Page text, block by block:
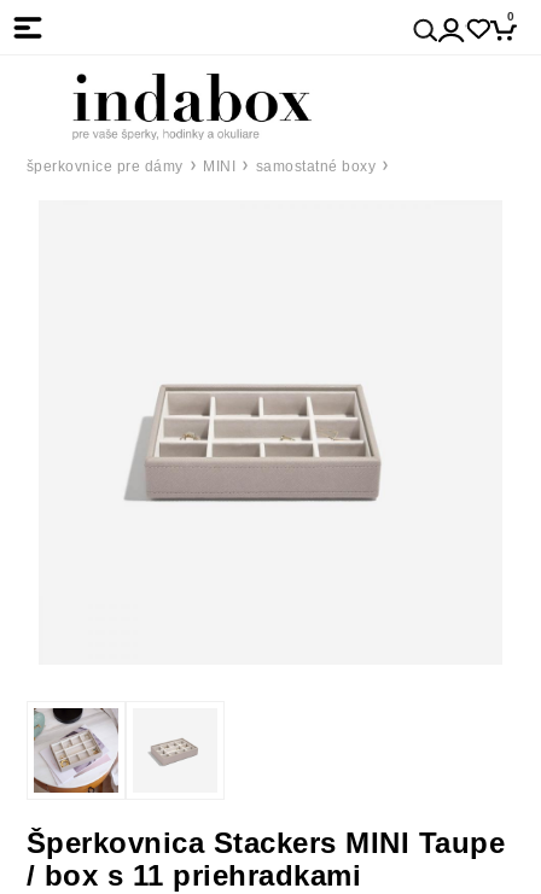
0
šperkovnice pre dámy MINI samostatné boxy
Šperkovnica Stackers MINI Taupe
/ box s 11 priehradkami